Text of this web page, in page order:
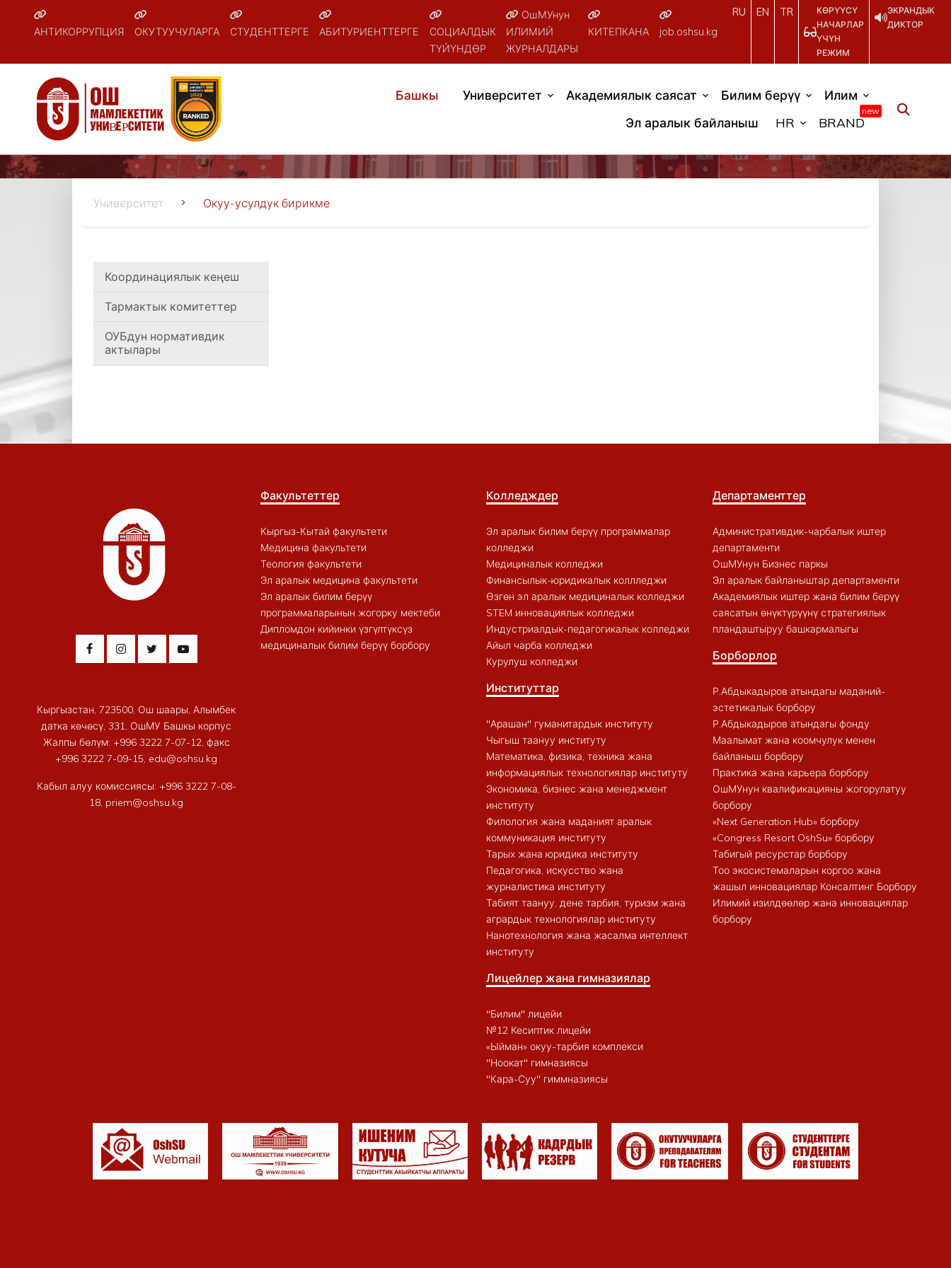
АНТИКОРРУПЦИЯ ОКУТУУЧУЛАРГА СТУДЕНТТЕРГЕ АБИТУРИЕНТТЕРГЕ
СОЦИАЛДЫК
ТҮЙҮНДӨР
ОшМУнун
ИЛИМИЙ
ЖУРНАЛДАРЫ
КИТЕПКАНА job.oshsu.kg
RU EN TR
КӨРҮҮСҮ
НАЧАРЛАР
ҮЧҮН
РЕЖИМ
ЭКРАНДЫК
ДИКТОР
Башкы Университет Академиялык саясат Билим берүү
Илим
Эл аралык байланыш
HR BRAND
new
Университет Окуу-усулдук бирикме
Координациялык кеңеш
Тармактык комитеттер
ОУБдун нормативдик
актылары
Кыргызстан, 723500, Ош шаары, Алымбек
датка көчөсү, 331, ОшМУ Башкы корпус
Жалпы бөлүм: +996 3222 7-07-12, факс
+996 3222 7-09-15, edu@oshsu.kg
Кабыл алуу комиссиясы: +996 3222 7-08-
18, priem@oshsu.kg
Факультеттер
Кыргыз-Кытай факультети
Медицина факультети
Теология факультети
Эл аралык медицина факультети
Эл аралык билим берүү
программаларынын жогорку мектеби
Дипломдон кийинки үзгүлтүксүз
медициналык билим берүү борбору
Колледждер
Эл аралык билим берүү программалар
колледжи
Медициналык колледжи
Финансылык-юридикалык коллледжи
Өзгөн эл аралык медициналык колледжи
STEM инновациялык колледжи
Индустриалдык-педагогикалык колледжи
Айыл чарба колледжи
Курулуш колледжи
Институттар
"Арашан" гуманитардык институту
Чыгыш таануу институту
Математика, физика, техника жана
информациялык технологиялар институту
Экономика, бизнес жана менеджмент
институту
Филология жана маданият аралык
коммуникация институту
Тарых жана юридика институту
Педагогика, искусство жана
журналистика институту
Табият таануу, дене тарбия, туризм жана
агрардык технологиялар институту
Нанотехнология жана жасалма интеллект
институту
Лицейлер жана гимназиялар
"Билим" лицейи
№12 Кесиптик лицейи
«Ыйман» окуу-тарбия комплекси
"Ноокат" гимназиясы
"Кара-Суу" гиммназиясы
Департаменттер
Административдик-чарбалык иштер
департаменти
ОшМУнун Бизнес паркы
Эл аралык байланыштар департаменти
Академиялык иштер жана билим берүү
саясатын өнүктүрүүнү стратегиялык
пландаштыруу башкармалыгы
Борборлор
Р.Абдыкадыров атындагы маданий-
эстетикалык борбору
Р.Абдыкадыров атындагы фонду
Маалымат жана коомчулук менен
байланыш борбору
Практика жана карьера борбору
ОшМУнун квалификацияны жогорулатуу
борбору
«Next Generation Hub» борбору
«Congress Resort OshSu» борбору
Табигый ресурстар борбору
Тоо экосистемаларын коргоо жана
жашыл инновациялар Консалтинг Борбору
Илимий изилдөөлөр жана инновациялар
борбору